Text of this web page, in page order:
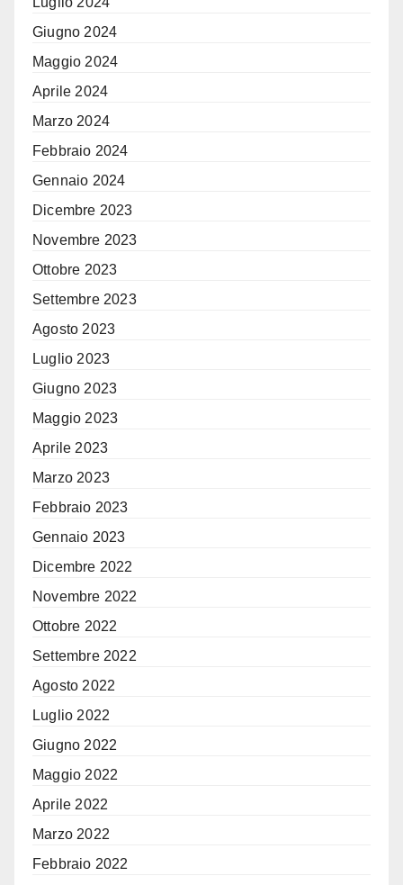
Giugno 2024
Maggio 2024
Aprile 2024
Marzo 2024
Febbraio 2024
Gennaio 2024
Dicembre 2023
Novembre 2023
Ottobre 2023
Settembre 2023
Agosto 2023
Luglio 2023
Giugno 2023
Maggio 2023
Aprile 2023
Marzo 2023
Febbraio 2023
Gennaio 2023
Dicembre 2022
Novembre 2022
Ottobre 2022
Settembre 2022
Agosto 2022
Luglio 2022
Giugno 2022
Maggio 2022
Aprile 2022
Marzo 2022
Febbraio 2022